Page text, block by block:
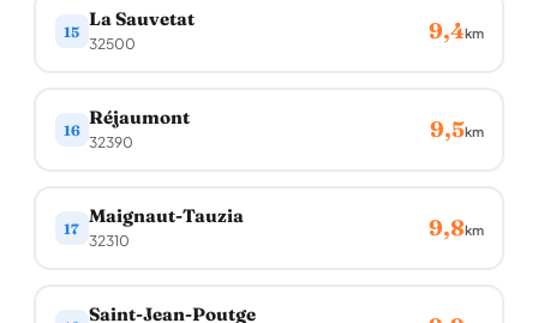
15
La Sauvetat
32500 9,4km
16
Réjaumont
32390 9,5km
17
Maignaut-Tauzia
32310 9,8km
Saint-Jean-Poutge